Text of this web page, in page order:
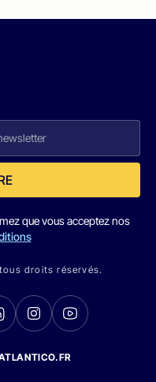
que vous acceptez nos
droits réservés.